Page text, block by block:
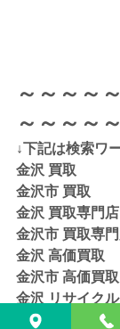
～～～～
～～～～
↓下記は検索ワ
金沢 買取
金沢市 買取
金沢 買取専門店
金沢市 買取専
金沢 高価買取
金沢市 高価買取
金沢 リサイク
金沢市 リサイ